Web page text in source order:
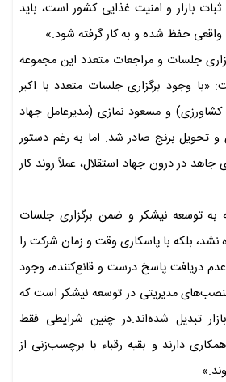
بازار و امنیت غذایی کشور است، باید
حفظ شده و به کار گرفته شود.»
جلسات و مراجعات متعدد این مجموعه
«با وجود برگزاری جلسات متعدد با اکبر
و مسعود نمازی (مدیرعامل جهاد
و تحویل برنج صادر شد. اما به رغم دستور
در درون جهاد استقلال، عملاً روند کار
به توسعه نیشکر و ضمن برگزاری جلسات
نشد، بلکه با پاسکاری وقت و زمان شرکت را
دریافت پاسخ درست و قانع‌کننده، وجود
منصب‌های مدیریتی در توسعه نیشکر است که
تبدیل شده‌اند.در چنین شرایطی فقط
دارند و بقیه رقباء با برچسب‌زنی از